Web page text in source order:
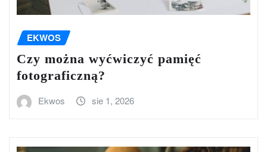
EKWOS
Czy można wyćwiczyć pamięć
fotograficzną?
Ekwos sie 1, 2026